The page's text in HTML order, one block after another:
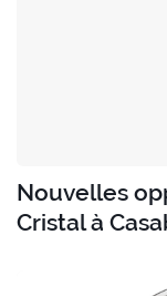
Nouvelles
Cristal à